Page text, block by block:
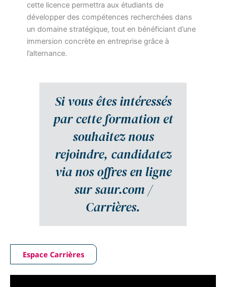
cette licence permettra aux étudiants de
développer des compétences recherchées dans
un domaine stratégique, tout en bénéficiant d’une
immersion concrète en entreprise grâce à
l’alternance.
Si vous êtes intéressés
par cette formation et
souhaitez nous
rejoindre, candidatez
via nos offres en ligne
sur saur.com /
Carrières.
Espace Carrières